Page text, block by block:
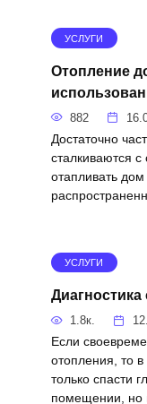
УСЛУГИ
Отопление
882
Достаточно
сталкиваются
отапливать
УСЛУГИ
1.8к.
Если
отопления, то
только спасти
помещении, но